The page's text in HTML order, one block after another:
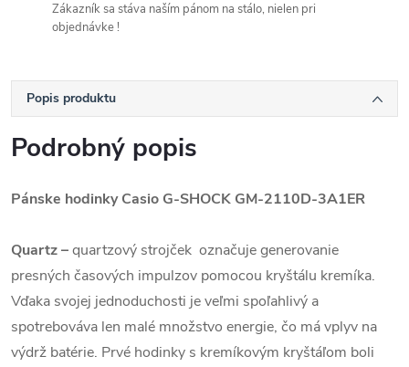
Zákazník sa stáva naším pánom na stálo, nielen pri
objednávke !
Popis produktu
Podrobný popis
Pánske hodinky Casio G-SHOCK GM-2110D-3A1ER
Quartz–quartzový strojček označuje generovanie
presných časových impulzov pomocou kryštálu kremíka.
Vďaka svojej jednoduchosti je veľmi spoľahlivý a
spotrebováva len malé množstvo energie, čo má vplyv na
výdrž batérie. Prvé hodinky s kremíkovým kryštáľom boli